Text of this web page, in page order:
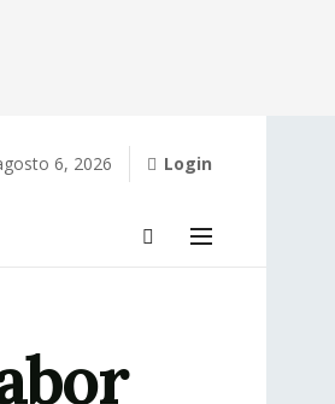
6, 2026 Login